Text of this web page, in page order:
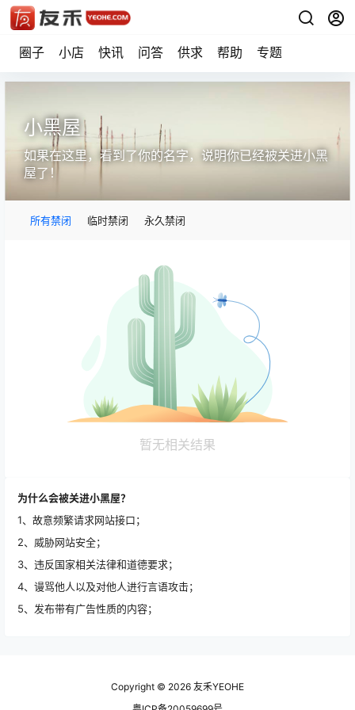
圈子 小店 快讯 问答 供求 帮助 专题
小黑屋
如果在这里，看到了你的名字，说明你已经被关进小黑
屋了！
所有禁闭 临时禁闭 永久禁闭
暂无相关结果
为什么会被关进小黑屋？
1、故意频繁请求网站接口；
2、威胁网站安全；
3、违反国家相关法律和道德要求；
4、谩骂他人以及对他人进行言语攻击；
5、发布带有广告性质的内容；
Copyright © 2026 友禾YEOHE